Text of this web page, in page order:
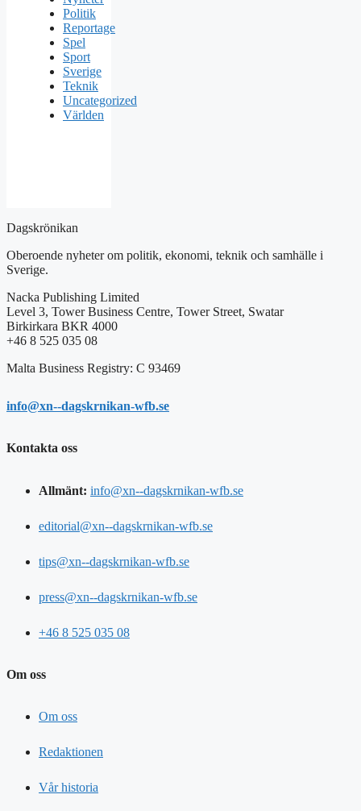
Politik
Reportage
Spel
Sport
Sverige
Teknik
Uncategorized
Världen
Dagskrönikan
Oberoende nyheter om politik, ekonomi, teknik och samhälle i
Sverige.
Nacka Publishing Limited
Level 3, Tower Business Centre, Tower Street, Swatar
Birkirkara BKR 4000
+46 8 525 035 08
Malta Business Registry: C 93469
info@xn--dagskrnikan-wfb.se
Kontakta oss
Allmänt: info@xn--dagskrnikan-wfb.se
editorial@xn--dagskrnikan-wfb.se
tips@xn--dagskrnikan-wfb.se
press@xn--dagskrnikan-wfb.se
+46 8 525 035 08
Om oss
Om oss
Redaktionen
Vår historia